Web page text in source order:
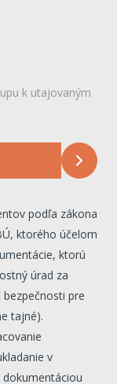
k utajovaným
podľa zákona
ktorého účelom
ktorú
úrad za
pre
tajné).
v